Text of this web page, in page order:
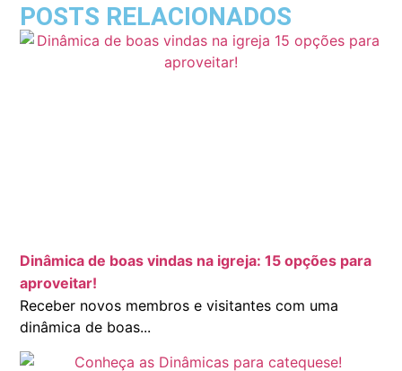
POSTS RELACIONADOS
Dinâmica de boas vindas na igreja: 15 opções para
aproveitar!
Receber novos membros e visitantes com uma
dinâmica de boas...